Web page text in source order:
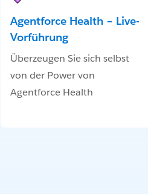
Agentforce Health – Live-
Vorführung
Überzeugen Sie sich selbst
von der Power von
Agentforce Health